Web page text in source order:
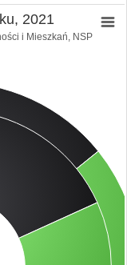
2021
i Mieszkań, NSP